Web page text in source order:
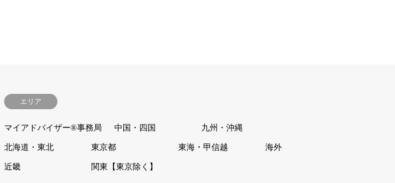
エリア
マイアドバイザー®事務局 中国・四国 九州・沖縄
北海道・東北 東京都 東海・甲信越 海外
近畿 関東【東京除く】